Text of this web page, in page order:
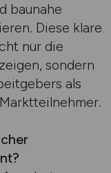
baunahe
Diese klare
nur die
sondern
als